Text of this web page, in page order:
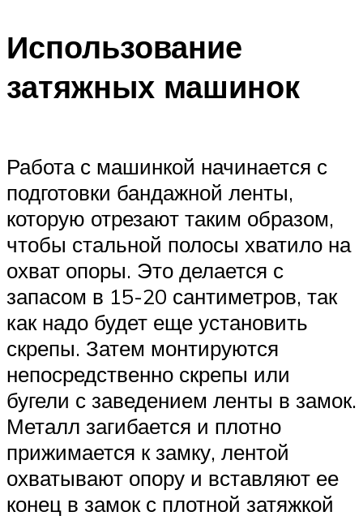
Использование
затяжных машинок
Работа с машинкой начинается с
подготовки бандажной ленты,
которую отрезают таким образом,
чтобы стальной полосы хватило на
охват опоры. Это делается с
запасом в 15-20 сантиметров, так
как надо будет еще установить
скрепы. Затем монтируются
непосредственно скрепы или
бугели с заведением ленты в замок.
Металл загибается и плотно
прижимается к замку, лентой
охватывают опору и вставляют ее
конец в замок с плотной затяжкой